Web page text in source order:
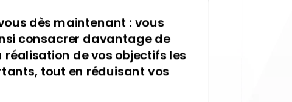
dès maintenant : vous
consacrer davantage de
réalisation de vos objectifs les
tout en réduisant vos